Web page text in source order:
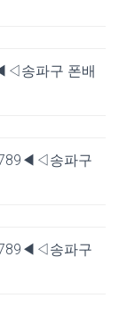
송파구 폰배
송파구
송파구